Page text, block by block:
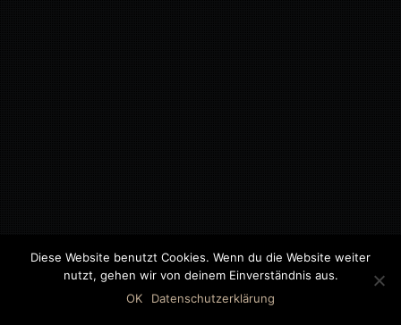
©2018 MWB – MOTORWAGEN BERNAU GMBH
Diese Website benutzt Cookies. Wenn du die Website weiter
nutzt, gehen wir von deinem Einverständnis aus.
OK
Datenschutzerklärung